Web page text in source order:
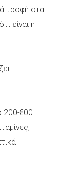
τροφή στα
είναι η
200-800